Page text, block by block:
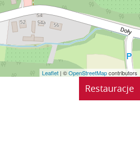
Leaflet | ©OpenStreetMapcontributors
Restauracje